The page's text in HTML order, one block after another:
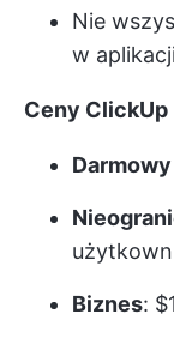
Nie
w
Ceny ClickUp
Biznes: